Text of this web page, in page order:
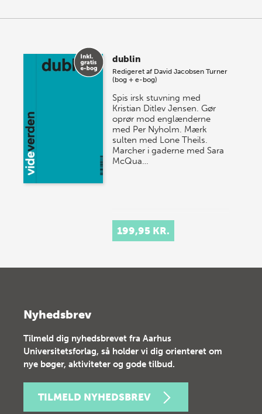
dublin
Redigeret af David Jacobsen Turner
(bog + e-bog)
Spis irsk stuvning med
Kristian Ditlev Jensen. Gør
oprør mod englænderne
med Per Nyholm. Mærk
sulten med Lone Theils.
Marcher i gaderne med Sara
McQua…
199,95 KR.
Nyhedsbrev
Tilmeld dig nyhedsbrevet fra Aarhus
Universitetsforlag, så holder vi dig orienteret om
nye bøger, aktiviteter og gode tilbud.
TILMELD NYHEDSBREV